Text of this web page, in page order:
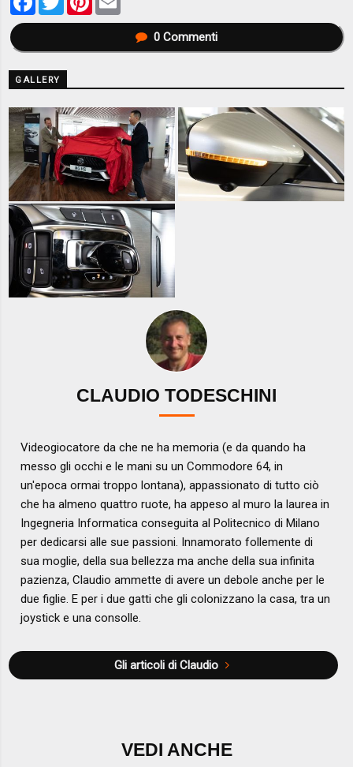
0Commenti
GALLERY
CLAUDIO TODESCHINI
Videogiocatore da che ne ha memoria (e da quando ha
messo gli occhi e le mani su un Commodore 64, in
un'epoca ormai troppo lontana), appassionato di tutto ciò
che ha almeno quattro ruote, ha appeso al muro la laurea in
Ingegneria Informatica conseguita al Politecnico di Milano
per dedicarsi alle sue passioni. Innamorato follemente di
sua moglie, della sua bellezza ma anche della sua infinita
pazienza, Claudio ammette di avere un debole anche per le
due figlie. E per i due gatti che gli colonizzano la casa, tra un
joystick e una consolle.
Gli articoli di Claudio
VEDI ANCHE